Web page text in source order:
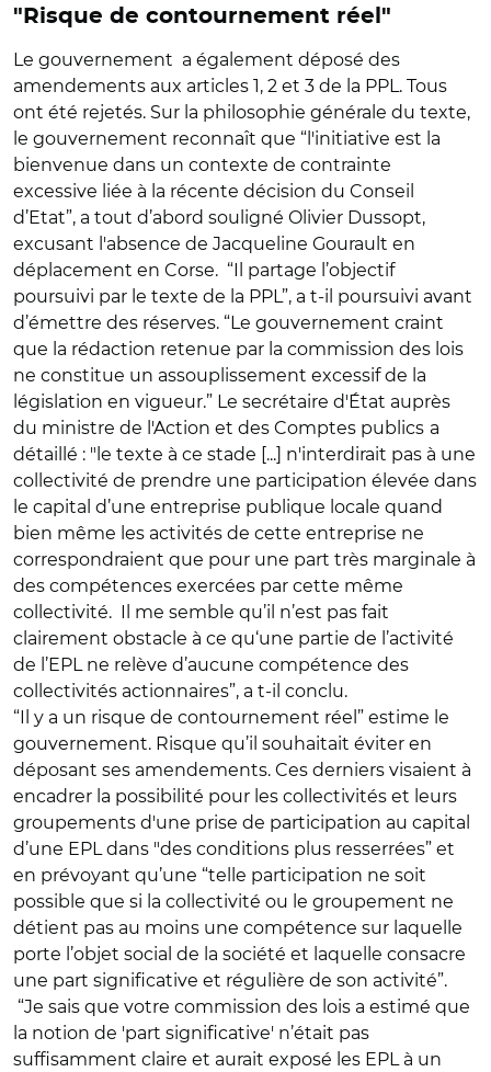
"Risque de contournement réel"
Le gouvernement a également déposé des
amendements aux articles 1, 2 et 3 de la PPL. Tous
ont été rejetés. Sur la philosophie générale du texte,
le gouvernement reconnaît que “l'initiative est la
bienvenue dans un contexte de contrainte
excessive liée à la récente décision du Conseil
d’Etat”, a tout d’abord souligné Olivier Dussopt,
excusant l'absence de Jacqueline Gourault en
déplacement en Corse. “Il partage l’objectif
poursuivi par le texte de la PPL”, a t-il poursuivi avant
d’émettre des réserves. “Le gouvernement craint
que la rédaction retenue par la commission des lois
ne constitue un assouplissement excessif de la
législation en vigueur.” Le secrétaire d'État auprès
du ministre de l'Action et des Comptes publics a
détaillé : "le texte à ce stade [...] n'interdirait pas à une
collectivité de prendre une participation élevée dans
le capital d’une entreprise publique locale quand
bien même les activités de cette entreprise ne
correspondraient que pour une part très marginale à
des compétences exercées par cette même
collectivité. Il me semble qu’il n’est pas fait
clairement obstacle à ce qu‘une partie de l’activité
de l’EPL ne relève d’aucune compétence des
collectivités actionnaires”, a t-il conclu.
“Il y a un risque de contournement réel” estime le
gouvernement. Risque qu’il souhaitait éviter en
déposant ses amendements. Ces derniers visaient à
encadrer la possibilité pour les collectivités et leurs
groupements d'une prise de participation au capital
d’une EPL dans "des conditions plus resserrées” et
en prévoyant qu’une “telle participation ne soit
possible que si la collectivité ou le groupement ne
détient pas au moins une compétence sur laquelle
porte l’objet social de la société et laquelle consacre
une part significative et régulière de son activité”.
“Je sais que votre commission des lois a estimé que
la notion de 'part significative' n’était pas
suffisamment claire et aurait exposé les EPL à un